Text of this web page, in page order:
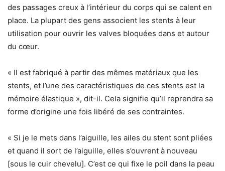
des passages creux à l’intérieur du corps qui se calent en
place. La plupart des gens associent les stents à leur
utilisation pour ouvrir les valves bloquées dans et autour
du cœur.
« Il est fabriqué à partir des mêmes matériaux que les
stents, et l’une des caractéristiques de ces stents est la
mémoire élastique », dit-il. Cela signifie qu’il reprendra sa
forme d’origine une fois libéré de ses contraintes.
« Si je le mets dans l’aiguille, les ailes du stent sont pliées
et quand il sort de l’aiguille, elles s’ouvrent à nouveau
[sous le cuir chevelu]. C’est ce qui fixe le poil dans la peau